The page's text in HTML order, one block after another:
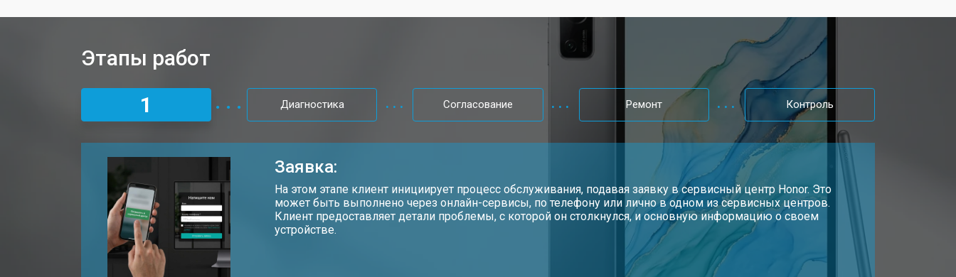
от 80 мин Заказать
Замена задней крышки от 50 мин от 1800 ₽ Заказать
от 3200 ₽ Заказать
Замена аккумулятора от 50 мин от 1500 ₽ Заказать
Замена материнской платы от 3200 ₽
Этапы работ
1
Диагностика Согласование Ремонт Контроль
Заявка:
На этом этапе клиент инициирует процесс обслуживания, подавая заявку в сервисный центр Honor. Это
может быть выполнено через онлайн-сервисы, по телефону или лично в одном из сервисных центров.
Клиент предоставляет детали проблемы, с которой он столкнулся, и основную информацию о своем
устройстве.